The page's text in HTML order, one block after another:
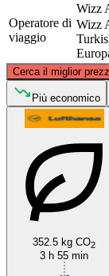
Operatore di
viaggio
Wizz
Wizz
Cerca il miglior
Madrid
Più economico
352.5 kg CO2
3 h 55 min